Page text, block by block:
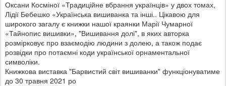
Оксани Косміної «Традиційне вбрання українців» у двох томах,
Лідії Бебешко «Українська вишиванка та інші.. Цікавою для
широкого загалу є книжки нашої краянки Марії Чумарної
«Тайнопис вишивки», "Вишивання долі", в яких авторка
розмірковує про взаємодію людини з долею, а також подає
розвідки про потаємні коди української орнаментальної
символіки.
Книжкова виставка "Барвистий світ вишиванки" функціонуватиме
до 30 травня 2021 ро